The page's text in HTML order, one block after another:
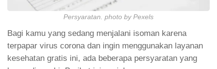
Persyaratan. photo by Pexels
Bagi kamu yang sedang menjalani isoman karena
terpapar virus corona dan ingin menggunakan layanan
kesehatan gratis ini, ada beberapa persyaratan yang